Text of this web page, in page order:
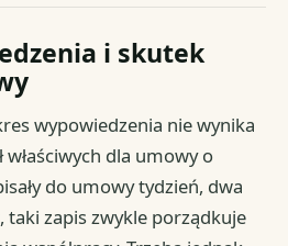
i skutek
wypowiedzenia nie wynika
dla umowy o
do umowy tydzień, dwa
taki zapis zwykle porządkuje